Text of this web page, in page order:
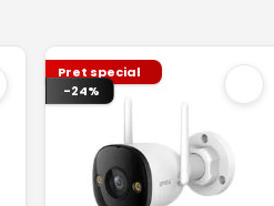
Pret special
-24%